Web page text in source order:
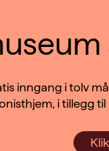
inngang i tolv
i tillegg